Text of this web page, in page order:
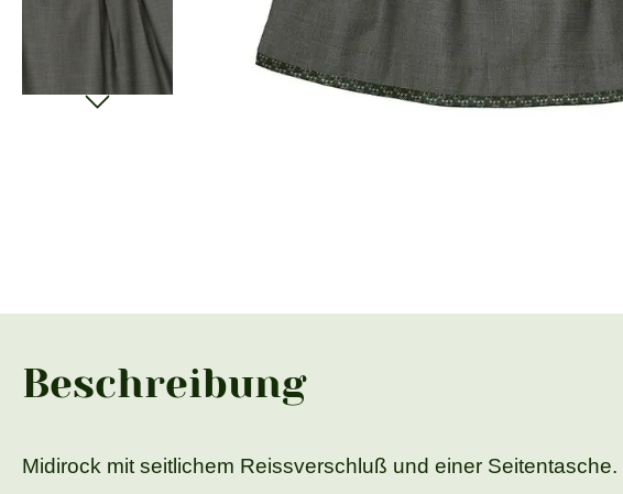
Beschreibung
Midirock mit seitlichem Reissverschluß und einer Seitentasche.